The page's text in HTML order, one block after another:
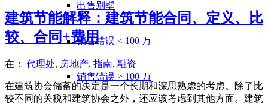
出售别墅
销售错误 < 100 万
销售错误 > 100 万
建筑节能解释：建筑节能合同、定义、比
较、合同+费用
在： 代理处, 房地产, 指南, 融资
在建筑协会储蓄的决定是一个长期和深思熟虑的考虑。除了比
较不同的关税和建筑协会之外，还应该考虑到其他方面。建筑